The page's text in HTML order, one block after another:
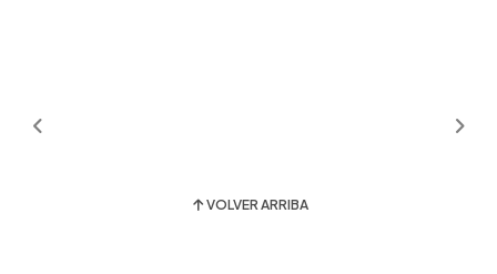
VOLVER ARRIBA